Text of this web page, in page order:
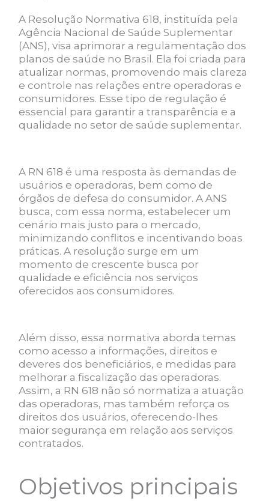
A Resolução Normativa 618, instituída pela
Agência Nacional de Saúde Suplementar
(ANS), visa aprimorar a regulamentação dos
planos de saúde no Brasil. Ela foi criada para
atualizar normas, promovendo mais clareza
e controle nas relações entre operadoras e
consumidores. Esse tipo de regulação é
essencial para garantir a transparência e a
qualidade no setor de saúde suplementar.
A RN 618 é uma resposta às demandas de
usuários e operadoras, bem como de
órgãos de defesa do consumidor. A ANS
busca, com essa norma, estabelecer um
cenário mais justo para o mercado,
minimizando conflitos e incentivando boas
práticas. A resolução surge em um
momento de crescente busca por
qualidade e eficiência nos serviços
oferecidos aos consumidores.
Além disso, essa normativa aborda temas
como acesso a informações, direitos e
deveres dos beneficiários, e medidas para
melhorar a fiscalização das operadoras.
Assim, a RN 618 não só normatiza a atuação
das operadoras, mas também reforça os
direitos dos usuários, oferecendo-lhes
maior segurança em relação aos serviços
contratados.
Objetivos principais